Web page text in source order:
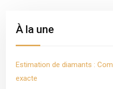
À la une
Estimation de diamants :
exacte